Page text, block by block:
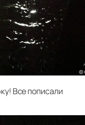
Все пописали